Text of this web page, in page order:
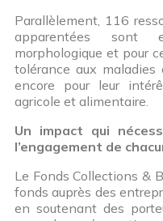
Parallèlement, 116
apparentées sont
morphologique et pour
tolérance aux
encore pour leur
agricole et alimentaire.
Un impact qui
l’engagement de
Le Fonds Collections &
fonds auprès des
en soutenant des